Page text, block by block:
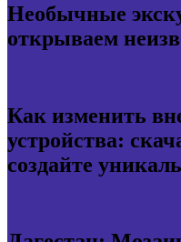
Необычные
открываем
Как изменить
устройства:
создайте